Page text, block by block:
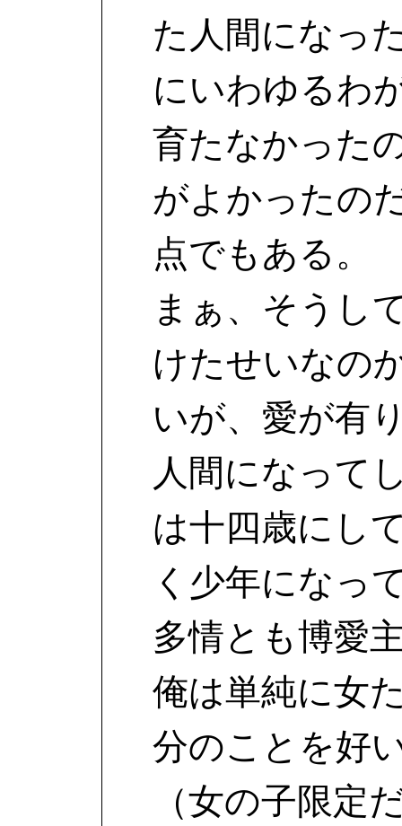
た人間になっ
にいわゆるわ
育たなかった
がよかったの
点でもある。
まぁ、そうし
けたせいなの
いが、愛が有
人間になって
は十四歳にし
く少年になっ
多情とも博愛
俺は単純に女
分のことを好
（女の子限定